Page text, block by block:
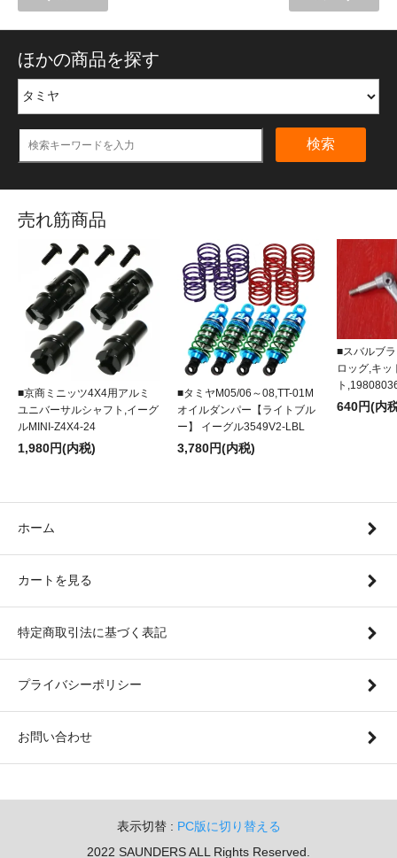
ほかの商品を探す
検索
売れ筋商品
■京商ミニッツ4X4用アルミ
ユニバーサルシャフト,イーグ
ルMINI-Z4X4-24
1,980円(内税)
■タミヤM05/06～08,TT-01M
オイルダンパー【ライトブル
ー】 イーグル3549V2-LBL
3,780円(内税)
■スバルブ
ロッグ,キッ
ト
640円(内
ホーム
カートを見る
特定商取引法に基づく表記
プライバシーポリシー
お問い合わせ
表示切替 : PC版に切り替える
2022 SAUNDERS ALL Rights Reserved.